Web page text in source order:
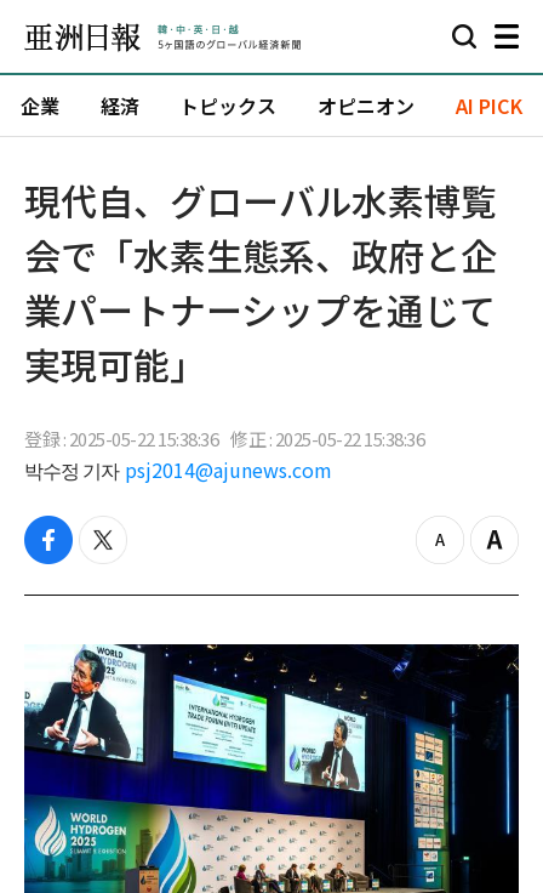
企業 経済 トピックス オピニオン AI PICK
現代自、グローバル水素博覧
会で「水素生態系、政府と企
業パートナーシップを通じて
実現可能」
登録 : 2025-05-22 15:38:36 修正 : 2025-05-22 15:38:36
박수정 기자 psj2014@ajunews.com
f
c
o
t
i
t
e
r
z
o
o
u
t
Z
o
i